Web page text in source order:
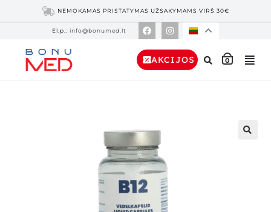
NEMOKAMAS PRISTATYMAS UŽSAKYMAMS VIRŠ 30€
El.p.: info@bonumed.lt
AKCIJOS 0